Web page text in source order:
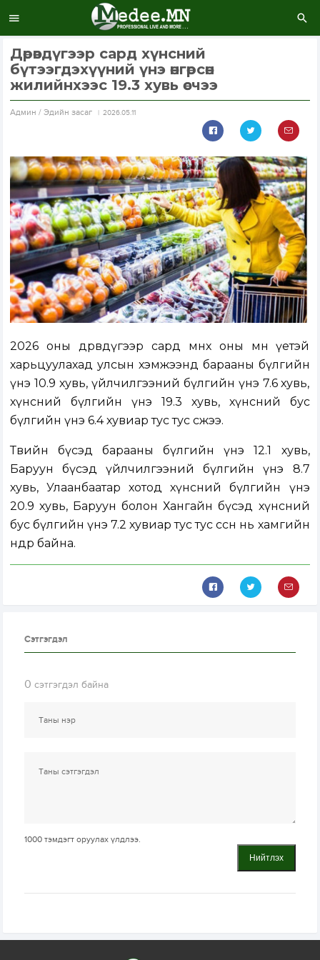
Дөрөвдүгээр сард хүнсний
бүтээгдэхүүний үнэ өнгөрсөн
жилийнхээс 19.3 хувь өсчээ
Aдмин / Эдийн засаг 2026.05.11
2026 оны дөрөвдүгээр сард өмнөх оны мөн үетэй
харьцуулахад улсын хэмжээнд барааны бүлгийн
үнэ 10.9 хувь, үйлчилгээний бүлгийн үнэ 7.6 хувь,
хүнсний бүлгийн үнэ 19.3 хувь, хүнсний бус
бүлгийн үнэ 6.4 хувиар тус тус өсжээ.
Төвийн бүсэд барааны бүлгийн үнэ 12.1 хувь,
Баруун бүсэд үйлчилгээний бүлгийн үнэ 8.7
хувь, Улаанбаатар хотод хүнсний бүлгийн үнэ
20.9 хувь, Баруун болон Хангайн бүсэд хүнсний
бус бүлгийн үнэ 7.2 хувиар тус тус өссөн нь хамгийн
өндөр байна.
Сэтгэгдэл
0 сэтгэгдэл байна
1000 тэмдэгт оруулах үлдлээ.
Нийтлэх